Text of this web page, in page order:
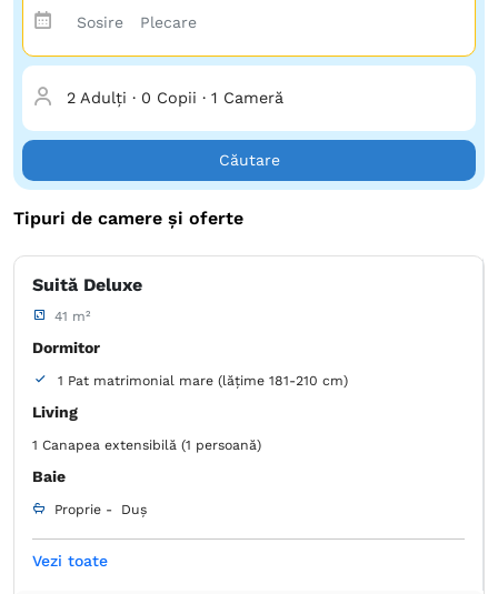
2 Adulți · 0 Copii · 1 Cameră
Căutare
Tipuri de camere și oferte
Suită Deluxe
41 m²
Dormitor
1 Pat matrimonial mare (lățime 181-210 cm)
Living
1 Canapea extensibilă (1 persoană)
Baie
Proprie - Duș
Pat extra lung
Vezi toate